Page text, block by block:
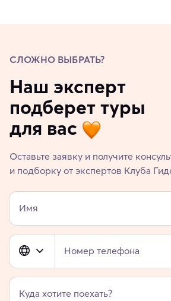
СЛОЖНО ВЫБРАТЬ?
Наш эксперт
подберет туры
для вас
Оставьте заявку и получите
и подборку от экспертов Клуба
Имя
Номер телефона
Куда хотите поехать?